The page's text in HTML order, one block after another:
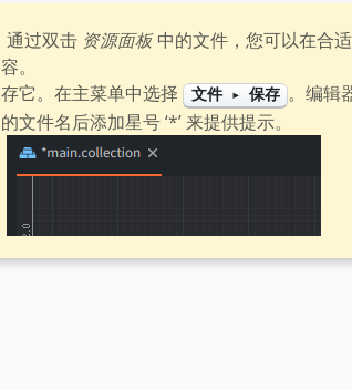
通过双击 资源面板中的文件，您可以在合适
。
它。在主菜单中选择
文件 ▸ 保存 。编辑
文件名后添加星号 ‘*’ 来提供提示。